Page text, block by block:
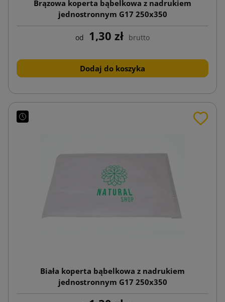
Brązowa koperta bąbelkowa z nadrukiem
jednostronnym G17 250x350
od 1,30 zł brutto
Dodaj do koszyka
Biała koperta bąbelkowa z nadrukiem
jednostronnym G17 250x350